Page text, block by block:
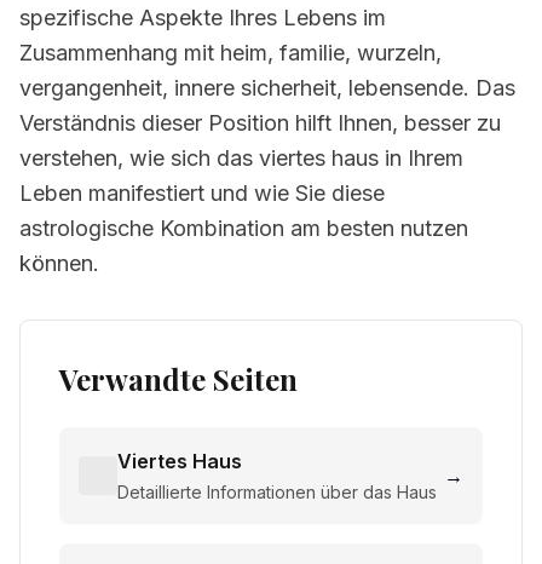
spezifische Aspekte Ihres Lebens im
Zusammenhang mit heim, familie, wurzeln,
vergangenheit, innere sicherheit, lebensende. Das
Verständnis dieser Position hilft Ihnen, besser zu
verstehen, wie sich das viertes haus in Ihrem
Leben manifestiert und wie Sie diese
astrologische Kombination am besten nutzen
können.
Verwandte Seiten
Viertes Haus
Detaillierte Informationen über das Haus
→